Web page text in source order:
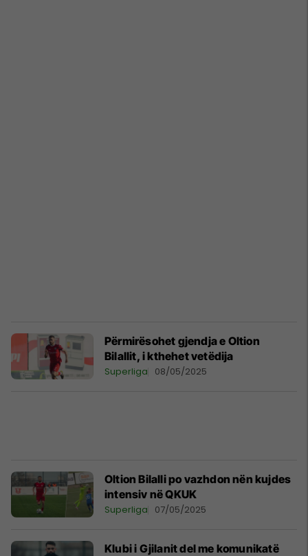
Përmirësohet gjendja e Oltion
Bilallit, i kthehet vetëdija
Superliga 08/05/2025
Oltion Bilalli po vazhdon nën kujdes
intensiv në QKUK
Superliga 07/05/2025
Klubi i Gjilanit del me komunikatë